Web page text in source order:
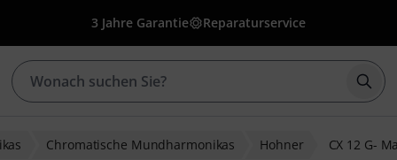
3 Jahre Garantie Reparaturservice
Chromatische Mundharmonikas Hohner CX 12 G-